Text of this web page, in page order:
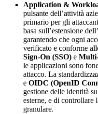
Application &
pulsante dell’attività
primario per gli
basa sull’estensione
garantendo che ogni
verificato e conforme
Sign-On (SSO) e
le applicazioni sono
attacco. La
e OIDC (OpenID
gestione delle identità
esterne, e di
granulare.